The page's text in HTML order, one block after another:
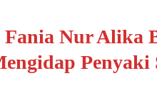
Fania Nur Alika
Penyaki